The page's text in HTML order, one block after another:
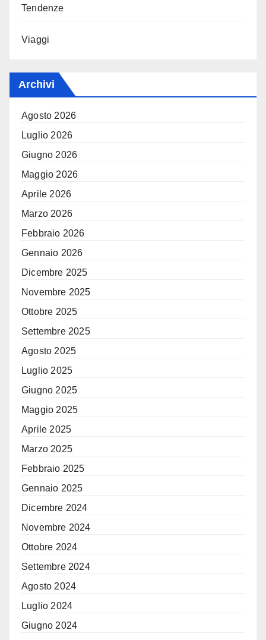
Tendenze
Viaggi
Archivi
Agosto 2026
Luglio 2026
Giugno 2026
Maggio 2026
Aprile 2026
Marzo 2026
Febbraio 2026
Gennaio 2026
Dicembre 2025
Novembre 2025
Ottobre 2025
Settembre 2025
Agosto 2025
Luglio 2025
Giugno 2025
Maggio 2025
Aprile 2025
Marzo 2025
Febbraio 2025
Gennaio 2025
Dicembre 2024
Novembre 2024
Ottobre 2024
Settembre 2024
Agosto 2024
Luglio 2024
Giugno 2024